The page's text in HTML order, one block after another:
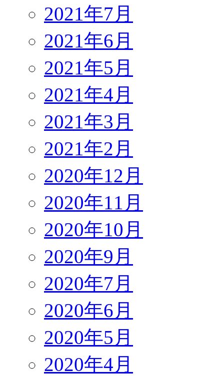
2021年7月
2021年6月
2021年5月
2021年4月
2021年3月
2021年2月
2020年12月
2020年11月
2020年10月
2020年9月
2020年7月
2020年6月
2020年5月
2020年4月